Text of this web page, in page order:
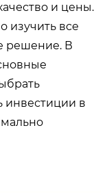
и цены.
изучить все
решение. В
инвестиции в